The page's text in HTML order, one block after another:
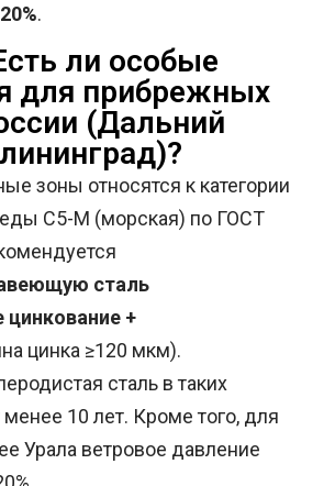
20%.
ли особые
для прибрежных
(Дальний
зоны относятся к категории
C5-M (морская) по ГОСТ
сталь
цинкование +
цинка ≥120 мкм).
сталь в таких
10 лет. Кроме того, для
Урала ветровое давление